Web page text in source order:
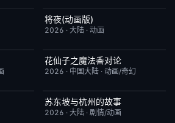
更新至第17集
将夜(动画版)
2026 · 大陆 · 动画
更新至第20集
花仙子之魔法香对论
2026 · 中国大陆 · 动画/奇幻
更新至第16集
苏东坡与杭州的故事
2026 · 大陆 · 剧情/动画